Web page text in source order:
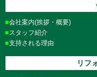
会社案内(挨拶・概要)
スタッフ紹介
支持される理由
リフ